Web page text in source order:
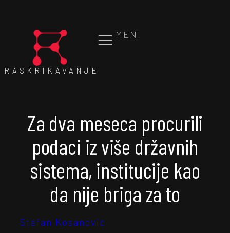
MENI
RASKRIKAVANJE
Za dva meseca procurili
podaci iz više državnih
sistema, institucije kao
da nije briga za to
Stefan Kosanović